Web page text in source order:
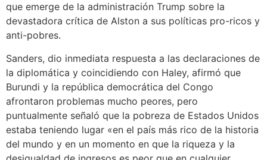
que emerge de la administración Trump sobre la
devastadora crítica de Alston a sus políticas pro-ricos y
anti-pobres.
Sanders, dio inmediata respuesta a las declaraciones de
la diplomática y coincidiendo con Haley, afirmó que
Burundi y la república democrática del Congo
afrontaron problemas mucho peores, pero
puntualmente señaló que la pobreza de Estados Unidos
estaba teniendo lugar «en el país más rico de la historia
del mundo y en un momento en que la riqueza y la